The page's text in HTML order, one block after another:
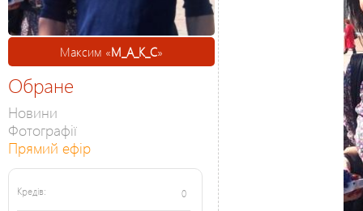
Максим «М_А_К_С»
Обране
Новини
Фотографії
Прямий ефір
Кредів: 0